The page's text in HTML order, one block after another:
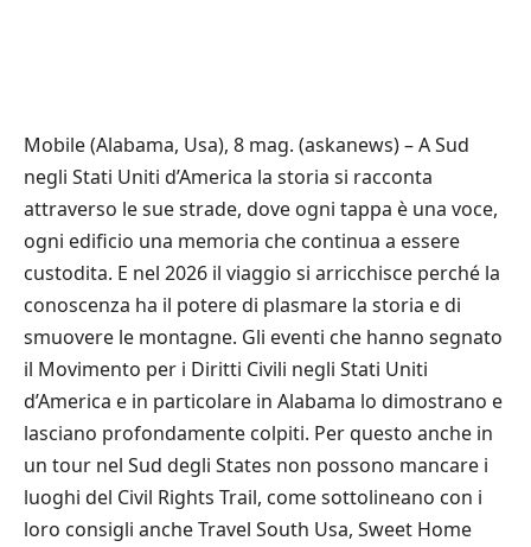
Mobile (Alabama, Usa), 8 mag. (askanews) – A Sud
negli Stati Uniti d’America la storia si racconta
attraverso le sue strade, dove ogni tappa è una voce,
ogni edificio una memoria che continua a essere
custodita. E nel 2026 il viaggio si arricchisce perché la
conoscenza ha il potere di plasmare la storia e di
smuovere le montagne. Gli eventi che hanno segnato
il Movimento per i Diritti Civili negli Stati Uniti
d’America e in particolare in Alabama lo dimostrano e
lasciano profondamente colpiti. Per questo anche in
un tour nel Sud degli States non possono mancare i
luoghi del Civil Rights Trail, come sottolineano con i
loro consigli anche Travel South Usa, Sweet Home